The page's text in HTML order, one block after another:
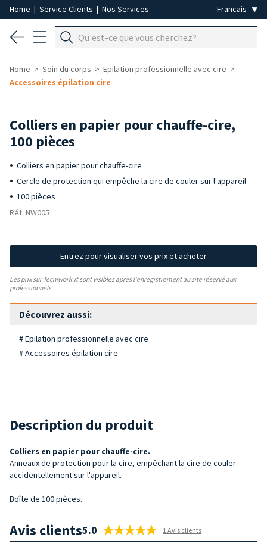
Home | Service Clients | Nos Services
Home Soin du corps
Epilation professionnelle avec cire
Accessoires épilation cire
Colliers en papier pour chauffe-cire,
100 pièces
Colliers en papier pour chauffe-cire
Cercle de protection qui empêche la cire de couler sur l'appareil
100 pièces
Réf: NW005
Entrez pour visualiser vos prix et acheter
Les prix sur Tecniwork.it sont visibles après l'enregistrement au site réservé aux
professionnels.
Découvrez aussi:
# Epilation professionnelle avec cire
# Accessoires épilation cire
Description du produit
Colliers en papier pour chauffe-cire.
Anneaux de protection pour la cire, empêchant la cire de couler
accidentellement sur l'appareil.
Boîte de 100 pièces.
Avis clients5.0 1 Avis clients